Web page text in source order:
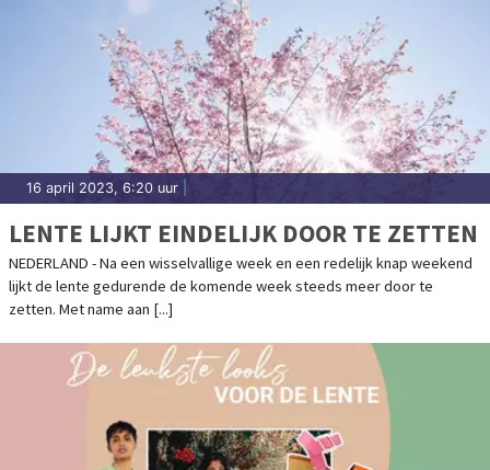
16 april 2023, 6:20 uur
LENTE LIJKT EINDELIJK DOOR TE ZETTEN
NEDERLAND - Na een wisselvallige week en een redelijk knap weekend
lijkt de lente gedurende de komende week steeds meer door te
zetten. Met name aan [...]